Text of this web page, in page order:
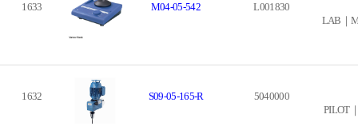
1633 M04-05-542
L001830
LAB｜
1632 S09-05-165-R
5040000
PILOT